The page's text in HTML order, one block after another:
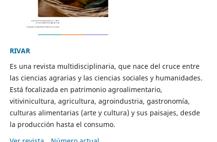
RIVAR
Es una revista multidisciplinaria, que nace del cruce entre
las ciencias agrarias y las ciencias sociales y humanidades.
Está focalizada en patrimonio agroalimentario,
vitivinicultura, agricultura, agroindustria, gastronomía,
culturas alimentarias (arte y cultura) y sus paisajes, desde
la producción hasta el consumo.